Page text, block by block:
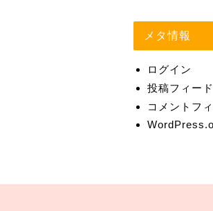
メタ情報
ログイン
投稿フィード
コメントフ